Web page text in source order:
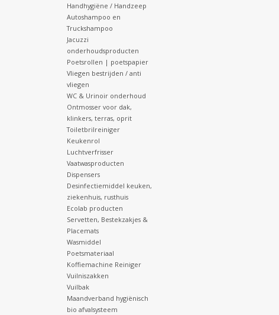
Handhygiëne / Handzeep
Autoshampoo en
Truckshampoo
Jacuzzi
onderhoudsproducten
Poetsrollen | poetspapier
Vliegen bestrijden / anti
vliegen
WC & Urinoir onderhoud
Ontmosser voor dak,
klinkers, terras, oprit
Toiletbrilreiniger
Keukenrol
Luchtverfrisser
Vaatwasproducten
Dispensers
Desinfectiemiddel keuken,
ziekenhuis, rusthuis
Ecolab producten
Servetten, Bestekzakjes &
Placemats
Wasmiddel
Poetsmateriaal
Koffiemachine Reiniger
Vuilniszakken
Vuilbak
Maandverband hygiënisch
bio afvalsysteem